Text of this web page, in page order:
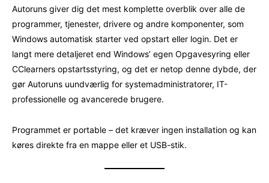
Autoruns giver dig det mest komplette overblik over alle de
programmer, tjenester, drivere og andre komponenter, som
Windows automatisk starter ved opstart eller login. Det er
langt mere detaljeret end Windows’ egen Opgavesyring eller
CClearners opstartsstyring, og det er netop denne dybde, der
gør Autoruns uundværlig for systemadministratorer, IT-
professionelle og avancerede brugere.
Programmet er portable – det kræver ingen installation og kan
køres direkte fra en mappe eller et USB-stik.